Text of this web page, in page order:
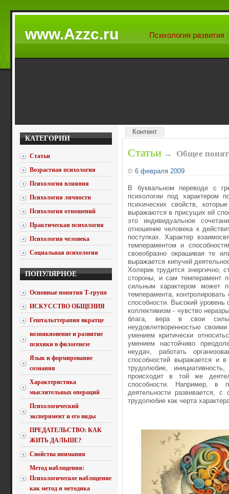
www.Azzc.ru Психология развития
КАТЕГОРИИ
Статьи
Возрастная психология
Психология влияния
Психология личности
Психология отношений
Практическая психология
Психология человека
Социальная психология
ПОПУЛЯРНОЕ
Основные понятия Т-групп
ИСКУССТВО ОБЩЕНИЯ
Гештальттерапия вкратце
возникновение и развитие
психики в филогенезе
Язык и формирование
сознания
Характеристика
мыслительных операций
Психологический
эксперимент и его виды
ПРЕДАТЕЛЬСТВО: КАК
ЖИТЬ ДАЛЬШЕ?
Свойства внимания
Метод наблюдения:
Психологическое наблюдение
как метод и методика
Контент
Статьи → Общее
6 февраля 2009
В буквальном переводе с
психологии под характером
психических свойств,
выражаются в присущих ей
это индивидуальное
отношение человека к
поступках. Характер
темпераментом и
своеобразно окрашивая те
выражается кипучей
Холерик трудится энергично,
стороны, и сам темперамент
сильным характером может
темперамента,
способности. Высокий уровень
коллективизм - чувство
блага, вера в свои силы
неудовлетворенностью
умением критически
умением настойчиво
неудач, работать
способностей выражается и
трудолюбие, инициативность,
происходит в той же
способности. Например, в
деятельности развивается,
трудолюбие как черта